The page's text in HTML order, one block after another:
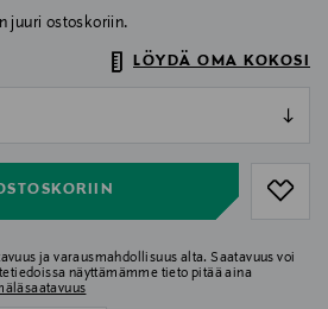
juuri ostoskoriin.
LÖYDÄ OMA KOKOSI
ja varausmahdollisuus alta. Saatavuus voi
näyttämämme tieto pitää aina